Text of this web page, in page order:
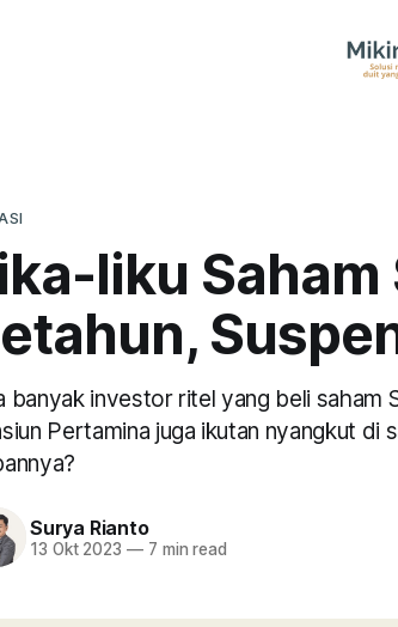
liku Saham
banyak investor ritel yang beli saham
Pertamina juga ikutan nyangkut di
Surya Rianto
13 Okt 2023 —7 min read